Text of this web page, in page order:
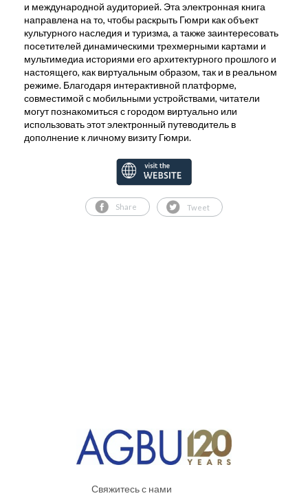
и международной аудиторией. Эта электронная книга
направлена на то, чтобы раскрыть Гюмри как объект
культурного наследия и туризма, а также заинтересовать
посетителей динамическими трехмерными картами и
мультимедиа историями его архитектурного прошлого и
настоящего, как виртуальным образом, так и в реальном
режиме. Благодаря интерактивной платформе,
совместимой с мобильными устройствами, читатели
могут познакомиться с городом виртуально или
использовать этот электронный путеводитель в
дополнение к личному визиту Гюмри.
Share Tweet
Свяжитесь с нами